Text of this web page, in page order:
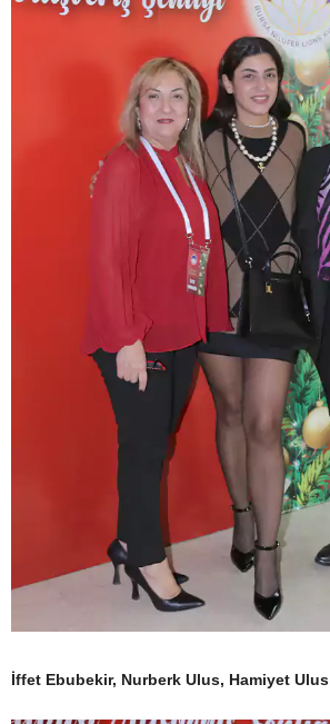
İffet Ebubekir, Nurberk Ulus, Hamiyet Ulus